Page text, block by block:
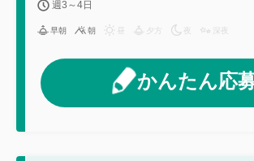
週3～4日
早朝 朝 夕方 夜 深夜
かんたん応